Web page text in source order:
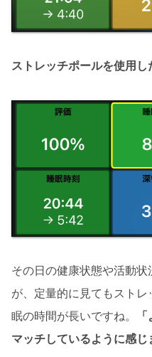
ストレッチポールを使用し
その日の健康状態や活動
が、定量的に見てもスト
眠の時間が長いですね。
マッチしているように感じ